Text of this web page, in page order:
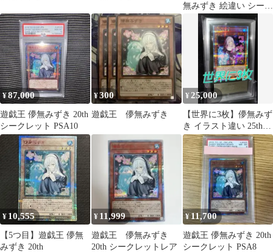
無みずき 絵違い シーク
レット 遊戯王
¥87,000
遊戯王 儚無みずき 20th
シークレット PSA10
¥300
遊戯王 儚無みずき
¥25,000
【世界に3枚】儚無みず
き イラスト違い 25th
ARS10 《値下げ交渉
可》
¥ 10,555
【5つ目】遊戯王 儚無
みずき 20th
¥ 11,999
遊戯王 儚無みずき
20th シークレットレア
¥11,700
遊戯王 儚無みずき 20th
シークレット PSA8